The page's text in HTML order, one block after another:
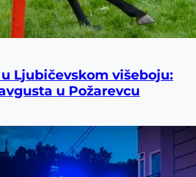
Ljubičevskom višeboju:
u Požarevcu